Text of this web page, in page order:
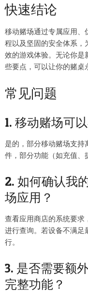
快速结论
移动赌场通过专属应用、
程以及坚固的安全体系，
效的游戏体验。无论你是
些要点，可以让你的赌桌
常见问题
1. 移动赌场可
是的，部分移动赌场支持
件，部分功能（如充值、
2. 如何确认我
场应用？
查看应用商店的系统要求
进行查询。若设备不满足
行。
3. 是否需要额
完整功能？